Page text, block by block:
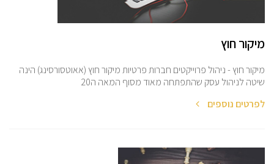
מיקור חוץ
מיקור חוץ - ניהול פרוייקטים חברות פרטיות מיקור חוץ (אאוטסורסינג) הינה
שיטה לניהול עסק שהתפתחה מאוד מסוף המאה ה20
לפרטים נוספים